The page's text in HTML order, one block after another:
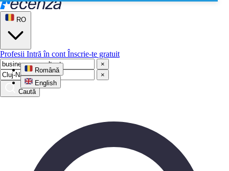
RO
Română
English
Profesii Intră în cont Înscrie-te gratuit
×
×
Caută